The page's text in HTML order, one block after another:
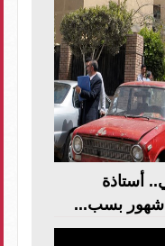
أستاذة
شهور بسب...